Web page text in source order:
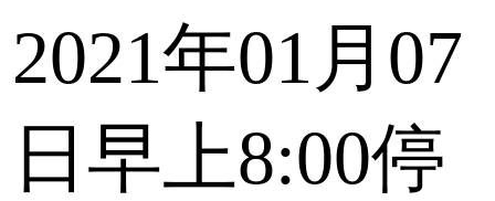
2021年01月07
日早上8:00停